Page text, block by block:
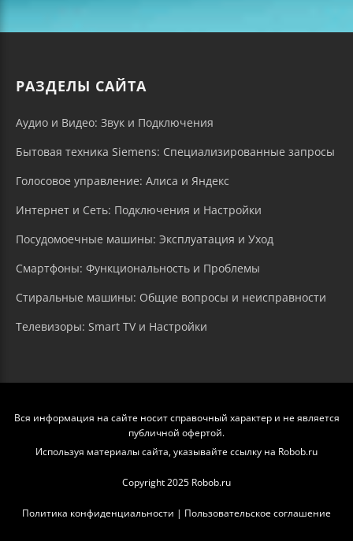
РАЗДЕЛЫ САЙТА
Аудио и Видео: Звук и Подключения
Бытовая техника Siemens: Специализированные запросы
Голосовое управление: Алиса и Яндекс
Интернет и Сеть: Подключения и Настройки
Посудомоечные машины: Эксплуатация и Уход
Смартфоны: Функциональность и Проблемы
Стиральные машины: Общие вопросы и неисправности
Телевизоры: Smart TV и Настройки
Вся информация на сайте носит справочный характер и не является
публичной офертой.
Используя материалы сайта, указывайте ссылку на Robob.ru
Copyright 2025 Robob.ru
Политика конфиденциальности | Пользовательское соглашение